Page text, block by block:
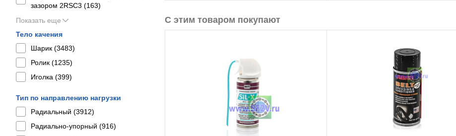
зазором 2RSС3 (163)
Показать еще
Тело качения
Шарик (3483)
Ролик (1235)
Иголка (399)
Тип по направлению нагрузки
Радиальный (3912)
Радиально-упорный (916)
С этим товаром покупают